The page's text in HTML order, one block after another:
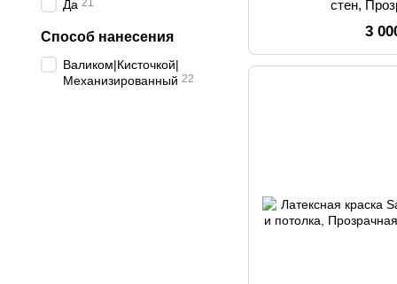
стен,
3
Да 21
Способ нанесения
Валиком|Кисточкой|
Механизированный 22